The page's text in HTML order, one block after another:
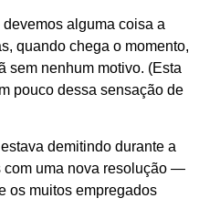
alguma coisa a
quando chega o momento,
sem nenhum motivo. (Esta
pouco dessa sensação de
demitindo durante a
com uma nova resolução —
os muitos empregados